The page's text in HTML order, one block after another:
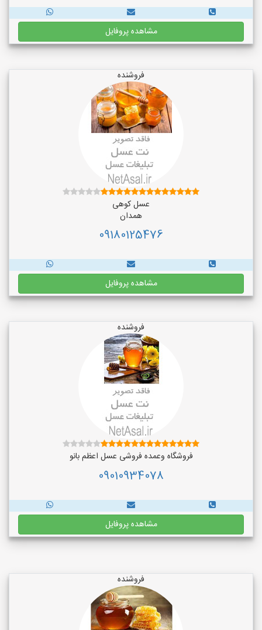
مشاهده پروفایل
فروشنده
عسل کوهی
همدان
09180125476
مشاهده پروفایل
فروشنده
فروشگاه وعمده فروشی عسل اعظم بانو
09010934078
مشاهده پروفایل
فروشنده